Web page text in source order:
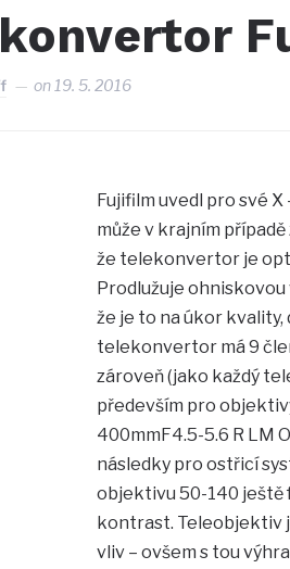
on 19. 5. 2016
Fujifilm uvedl pro své
může v krajním
že telekonvertor je
Prodlužuje
že je to na úkor
telekonvertor má 9
zároveň (jako každý
především pro
400mmF4.5-5.6 R LM
následky pro ostřicí
objektivu 50-140 ještě
kontrast. Teleobjektiv
vliv – ovšem s tou